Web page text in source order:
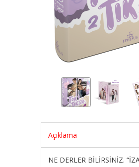
Açıklama
NE DERLER BİLİRSİNİZ.